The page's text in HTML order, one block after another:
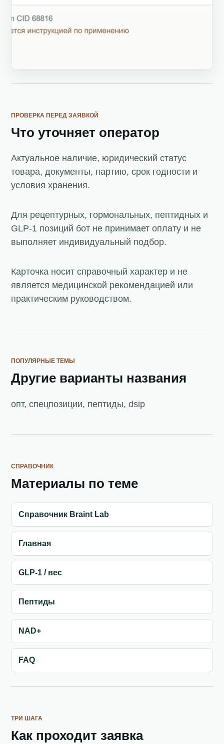
ПРОВЕРКА ПЕРЕД ЗАЯВКОЙ
Что уточняет оператор
Актуальное наличие, юридический статус
товара, документы, партию, срок годности и
условия хранения.
Для рецептурных, гормональных, пептидных и
GLP-1 позиций бот не принимает оплату и не
выполняет индивидуальный подбор.
Карточка носит справочный характер и не
является медицинской рекомендацией или
практическим руководством.
ПОПУЛЯРНЫЕ ТЕМЫ
Другие варианты названия
опт, спецпозиции, пептиды, dsip
СПРАВОЧНИК
Материалы по теме
Справочник Braint Lab
Главная
GLP-1 / вес
Пептиды
NAD+
FAQ
ТРИ ШАГА
Как проходит заявка